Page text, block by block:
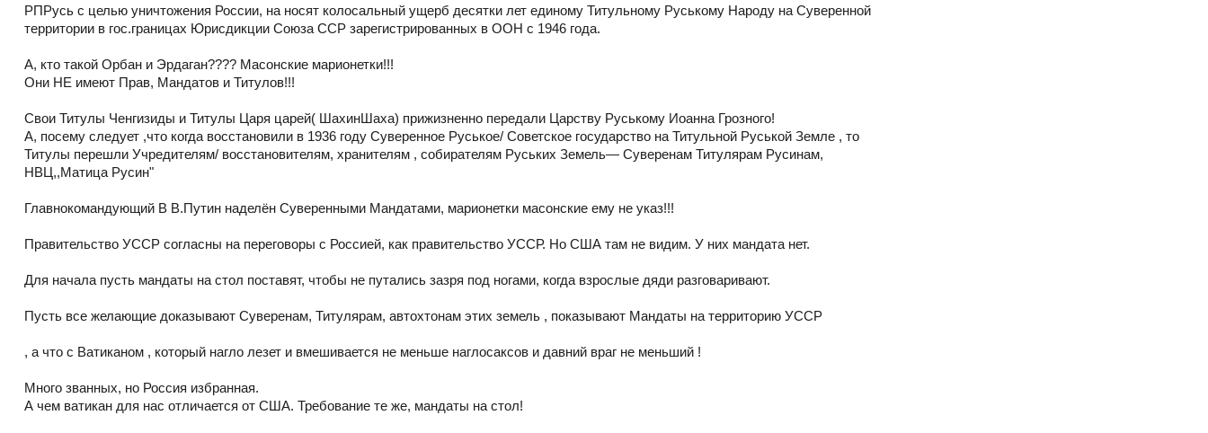
РПРусь с целью уничтожения России, на носят колосальный ущерб десятки лет единому Титульному Руському Народу на Суверенной
территории в гос.границах Юрисдикции Союза ССР зарегистрированных в ООН с 1946 года.
А, кто такой Орбан и Эрдаган???? Масонские марионетки!!!
Они НЕ имеют Прав, Мандатов и Титулов!!!
Свои Титулы Ченгизиды и Титулы Царя царей( ШахинШаха) прижизненно передали Царству Руському Иоанна Грозного!
А, посему следует ,что когда восстановили в 1936 году Суверенное Руськое/ Советское государство на Титульной Руськой Земле , то
Титулы перешли Учредителям/ восстановителям, хранителям , собирателям Руських Земель— Суверенам Титулярам Русинам,
НВЦ,,Матица Русин"
Главнокомандующий В В.Путин наделён Суверенными Мандатами, марионетки масонские ему не указ!!!
Правительство УССР согласны на переговоры с Россией, как правительство УССР. Но США там не видим. У них мандата нет.
Для начала пусть мандаты на стол поставят, чтобы не путались зазря под ногами, когда взрослые дяди разговаривают.
Пусть все желающие доказывают Суверенам, Титулярам, автохтонам этих земель , показывают Мандаты на территорию УССР
, а что с Ватиканом , который нагло лезет и вмешивается не меньше наглосаксов и давний враг не меньший !
Много званных, но Россия избранная.
А чем ватикан для нас отличается от США. Требование те же, мандаты на стол!